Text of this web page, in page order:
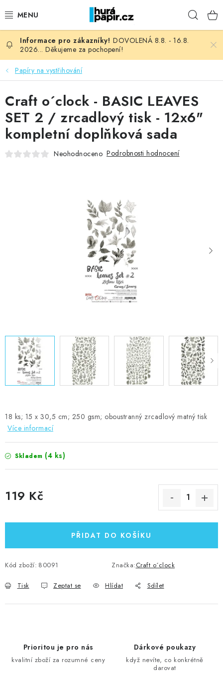
na
NOVINKY
HURÁ DÍLNA
VŠECHNO ZBOŽÍ
KNIHAŘSKÝ MATERIÁL
Moje objednávka
Obchodní podmínky
DOVOLENÁ 8.8. - 16.8.
2026... Děkujeme za pochopení!
Papíry na vystřihování
18 ks; 15 x 30,5 cm; 250 gsm; oboustranný zrcadlový matný tisk
Více informací
Skladem (4 ks)
119 Kč
PŘIDAT DO KOŠÍKU
Kód zboží: 80091 Značka:Craft o´clock
Tisk Zeptat se Hlídat Sdílet
Craft o´clock - BASIC LEAVES
SET 2 / zrcadlový tisk - 12x6"
kompletní doplňková sada
Neohodnoceno Podrobnosti hodnocení
Prioritou je pro nás
kvalitní zboží za rozumné ceny
Dárkové poukazy
když nevíte, co konkrétně
darovat